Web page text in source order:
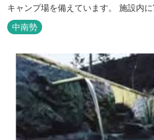
キャンプ場を備えています。 施設内に宮川の支流が流れ、川遊びが
できます。BBQエリア、釣堀もあり、
クティビティを楽しめます。 ディナーは併設の「レストラン アン
ジュ」にて、地元の食材をていねいに
をお召し上がりい...
中南勢